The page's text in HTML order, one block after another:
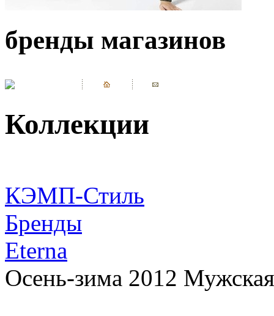
бренды магазинов
Коллекции
КЭМП-Стиль
Бренды
Eterna
Осень-зима 2012